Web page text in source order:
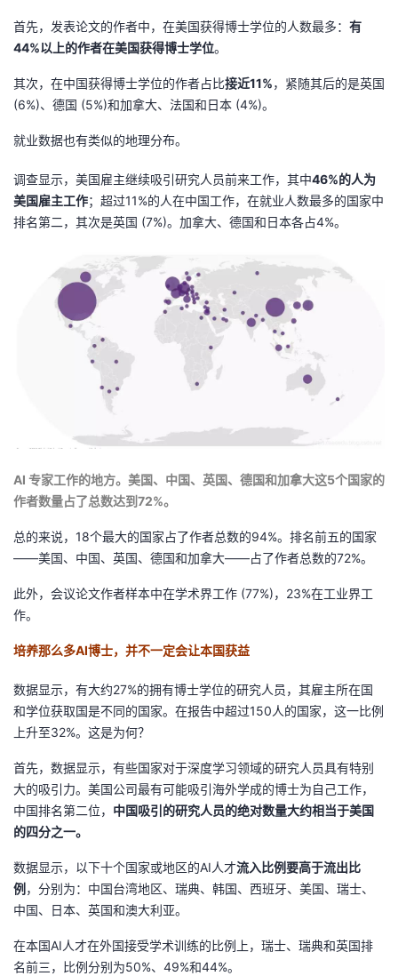
首先，发表论文的作者中，在美国获得博士学位的人数最多： 有
44%以上的作者在美国获得博士学位。
其次，在中国获得博士学位的作者占比接近11%，紧随其后的是英国
(6%)、德国 (5%)和加拿大、法国和日本 (4%)。
就业数据也有类似的地理分布。
调查显示，美国雇主继续吸引研究人员前来工作，其中46%的人为
美国雇主工作；超过11%的人在中国工作，在就业人数最多的国家中
排名第二，其次是英国 (7%)。加拿大、德国和日本各占4%。
AI 专家工作的地方。美国、中国、英国、德国和加拿大这5个国家的
作者数量占了总数达到72%。
总的来说，18个最大的国家占了作者总数的94%。排名前五的国家
——美国、中国、英国、德国和加拿大——占了作者总数的72%。
此外，会议论文作者样本中在学术界工作 (77%)，23%在工业界工
作。
培养那么多AI博士，并不一定会让本国获益
数据显示，有大约27%的拥有博士学位的研究人员，其雇主所在国
和学位获取国是不同的国家。在报告中超过150人的国家，这一比例
上升至32%。这是为何？
首先，数据显示，有些国家对于深度学习领域的研究人员具有特别
大的吸引力。美国公司最有可能吸引海外学成的博士为自己工作，
中国排名第二位， 中国吸引的研究人员的绝对数量大约相当于美国
的四分之一。
数据显示，以下十个国家或地区的AI人才流入比例要高于流出比
例 ，分别为：中国台湾地区、瑞典、韩国、西班牙、美国、瑞士、
中国、日本、英国和澳大利亚。
在本国AI人才在外国接受学术训练的比例上，瑞士、瑞典和英国排
名前三，比例分别为50%、49%和44%。